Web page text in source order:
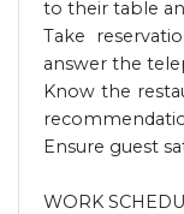
to their table
Take
answer the
Know the
Ensure guest
WORK